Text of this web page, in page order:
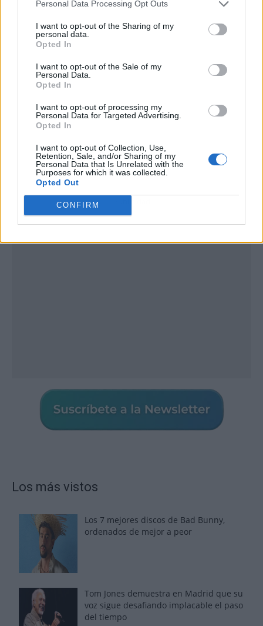
Personal Data Processing Opt Outs
I want to opt-out of the Sharing of my
personal data.
Opted In
I want to opt-out of the Sale of my
Personal Data.
Opted In
I want to opt-out of processing my
Personal Data for Targeted Advertising.
Opted In
I want to opt-out of Collection, Use,
Retention, Sale, and/or Sharing of my
Personal Data that Is Unrelated with the
Purposes for which it was collected.
Opted Out
CONFIRM
Los más vistos
Los 7 mejores discos de Bad Bunny,
ordenados de mejor a peor
Tom Jones demuestra en Madrid que su
voz sigue desafiando implacable el paso
del tiempo